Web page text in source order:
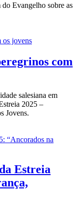
do Evangelho sobre as
com
salesiana em
2025 –
Jovens.
Estreia